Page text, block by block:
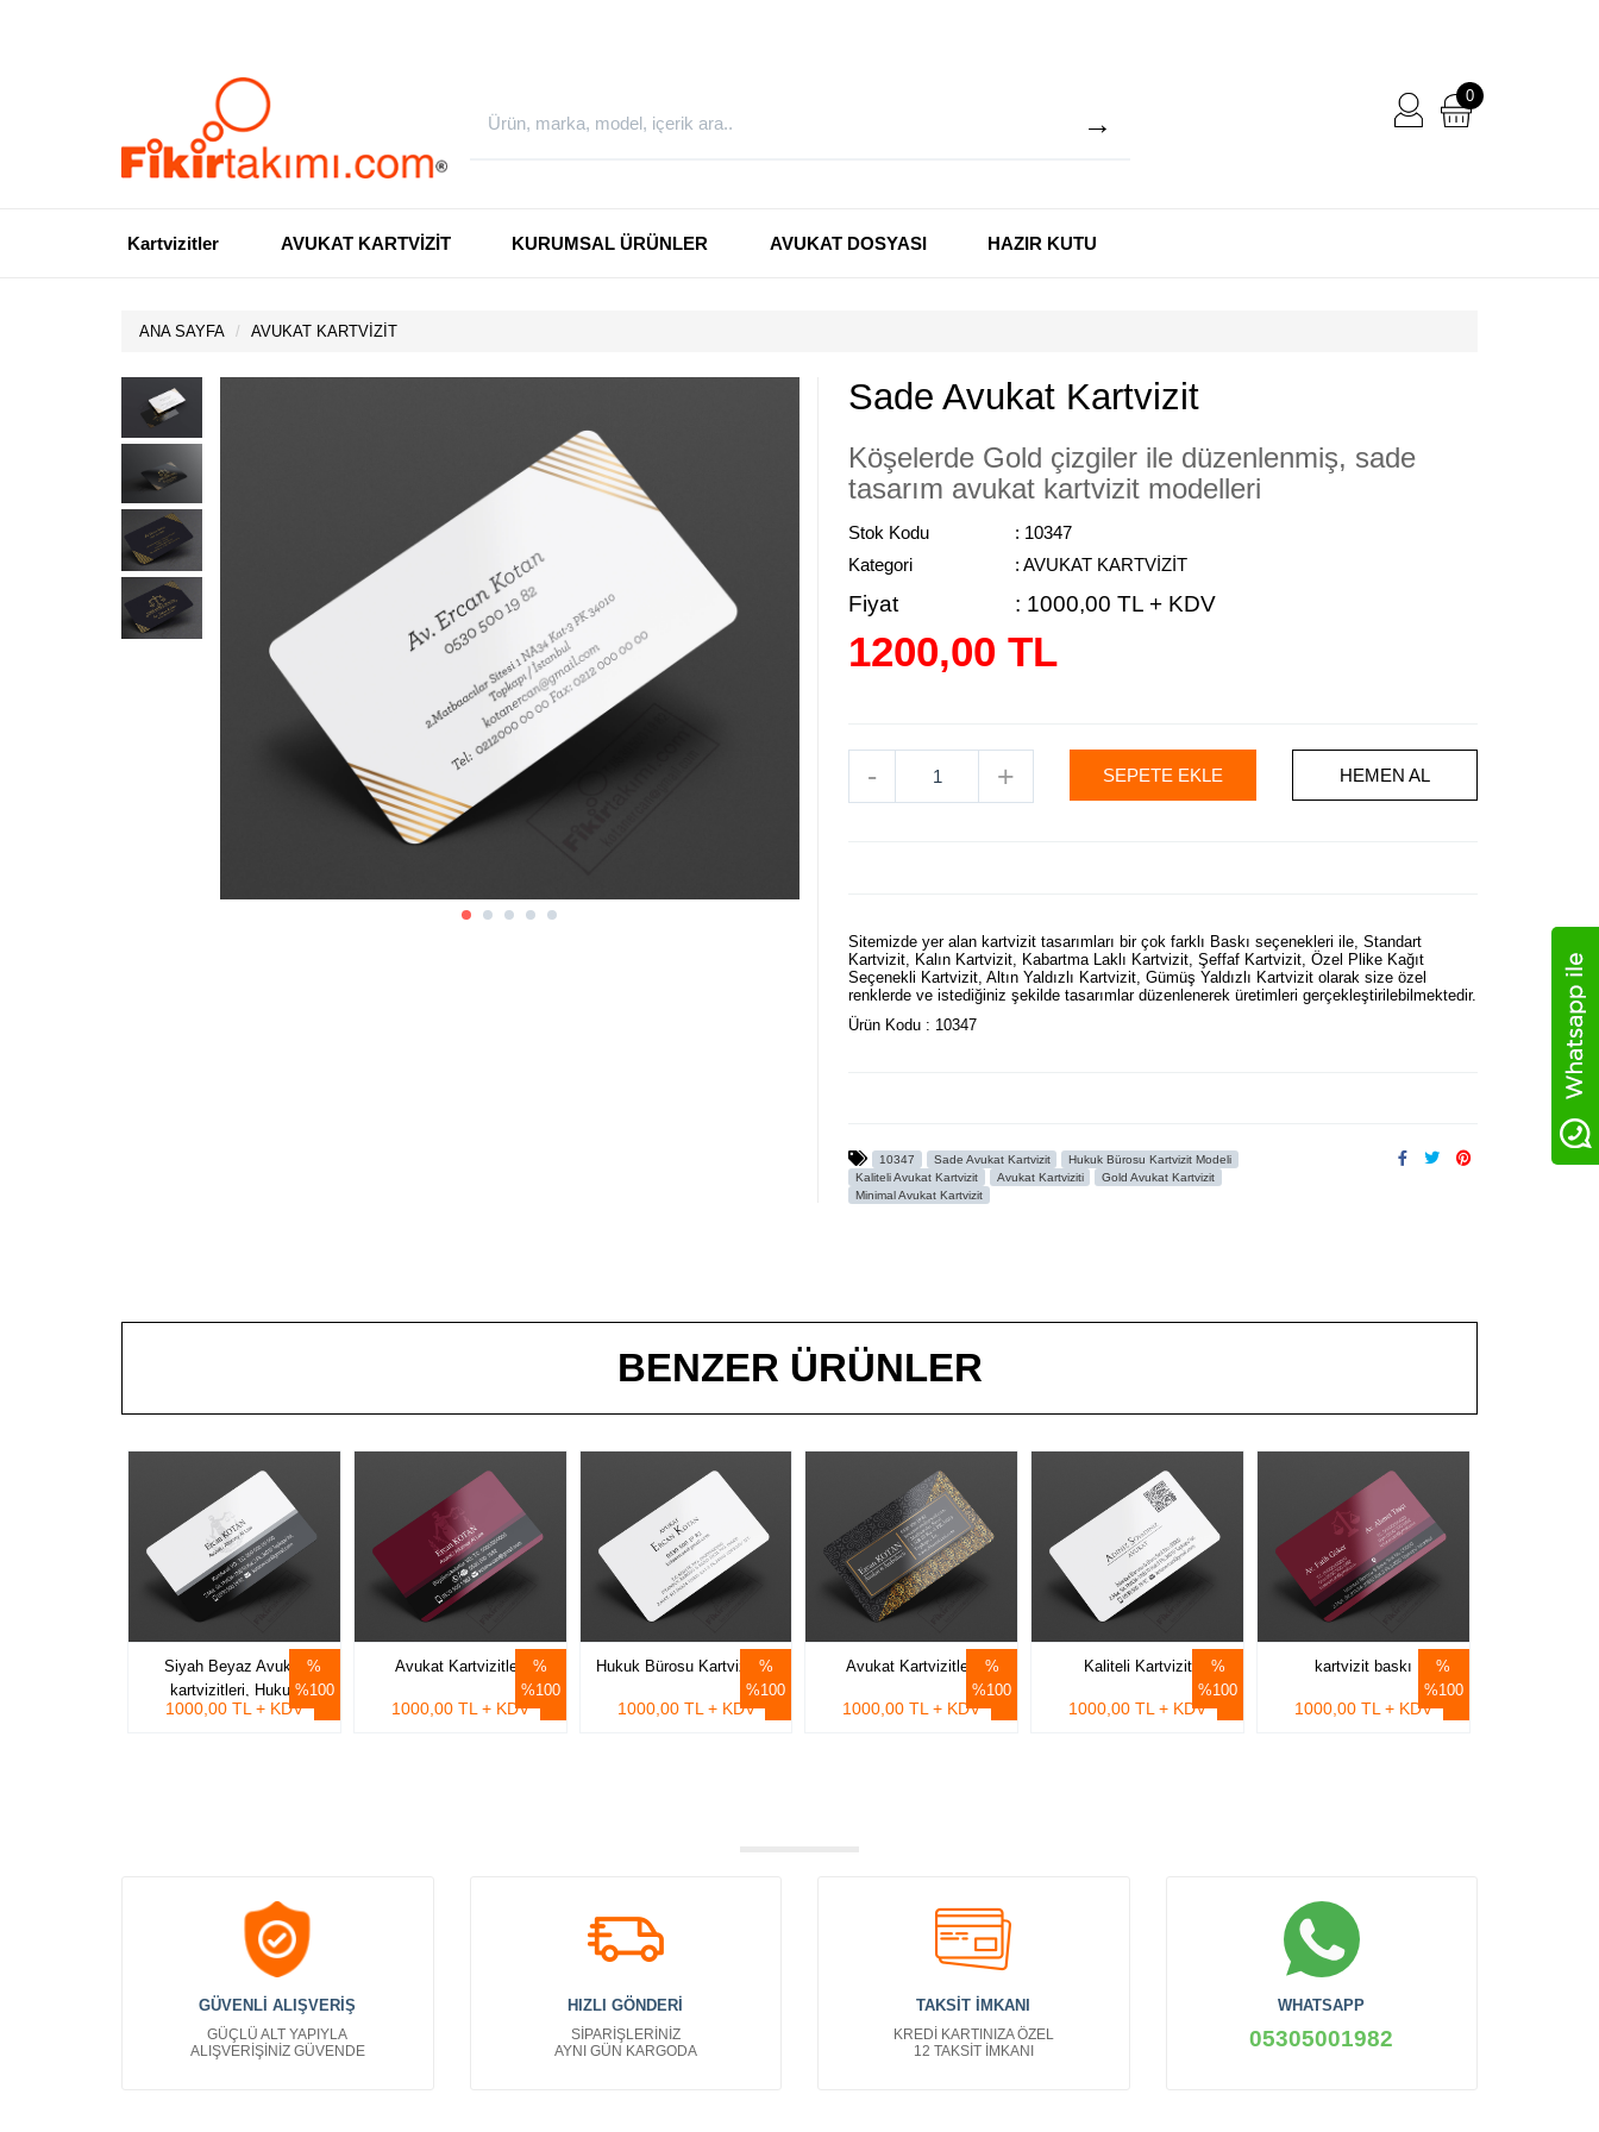
0
Kartvizitler AVUKAT KARTVİZİT KURUMSAL ÜRÜNLER AVUKAT DOSYASI HAZIR KUTU
ANA SAYFA AVUKAT KARTVİZİT
Sade Avukat Kartvizit
Köşelerde Gold çizgiler ile düzenlenmiş, sade
tasarım avukat kartvizit modelleri
Stok Kodu
: 10347
Kategori
: AVUKAT KARTVİZİT
Fiyat : 1000,00 TL + KDV
1200,00 TL
- + SEPETE EKLE HEMEN AL
Sitemizde yer alan kartvizit tasarımları bir çok farklı Baskı seçenekleri ile, Standart
Kartvizit, Kalın Kartvizit, Kabartma Laklı Kartvizit, Şeffaf Kartvizit, Özel Plike Kağıt
Seçenekli Kartvizit, Altın Yaldızlı Kartvizit, Gümüş Yaldızlı Kartvizit olarak size özel
renklerde ve istediğiniz şekilde tasarımlar düzenlenerek üretimleri gerçekleştirilebilmektedir.
Ürün Kodu : 10347
10347 Sade Avukat Kartvizit
Hukuk Bürosu Kartvizit Modeli
Kaliteli Avukat Kartvizit
Avukat Kartviziti
Gold Avukat Kartvizit
Minimal Avukat Kartvizit
BENZER ÜRÜNLER
%100
Siyah Beyaz Avukat
kartvizitleri, Hukuk
Bürolarına özel avukat
1000,00 TL + KDV
%100
Avukat Kartvizitleri
1000,00 TL + KDV
%100
Hukuk Bürosu Kartvizitleri
1000,00 TL + KDV
%100
Avukat Kartvizitleri
1000,00 TL + KDV
%100
Kaliteli Kartvizit
1000,00 TL + KDV
%100
kartvizit baskı
1000,00 TL + KDV
GÜVENLİ ALIŞVERİŞ
GÜÇLÜ ALT YAPIYLA
ALIŞVERİŞİNİZ GÜVENDE
HIZLI GÖNDERİ
SİPARİŞLERİNİZ
AYNI GÜN KARGODA
TAKSİT İMKANI
KREDİ KARTINIZA ÖZEL
12 TAKSİT İMKANI
WHATSAPP
05305001982